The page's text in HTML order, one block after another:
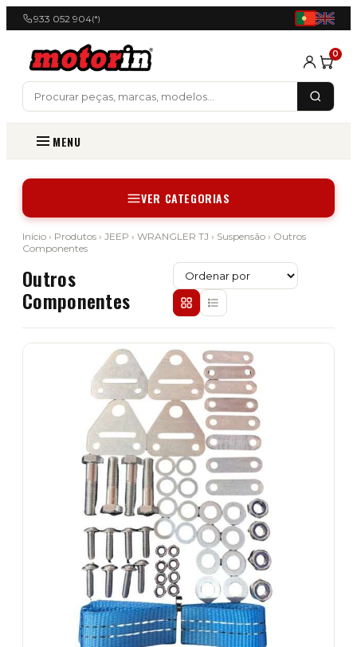
933 052 904(*)
0
MENU
VER CATEGORIAS
Início › Produtos › JEEP › WRANGLER TJ › Suspensão › Outros
Componentes
Outros
Componentes